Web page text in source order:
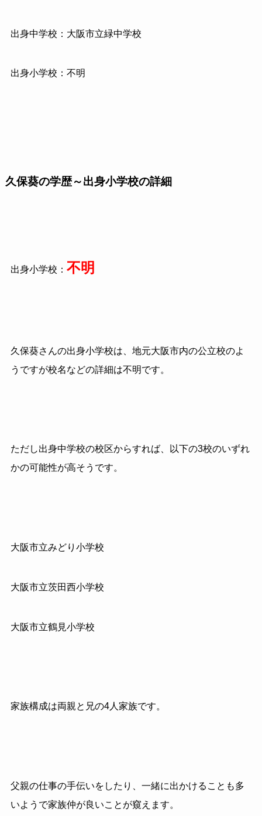
出身中学校：大阪市立緑中学校
出身小学校：不明
久保葵の学歴～出身小学校の詳細
出身小学校： 不明
久保葵さんの出身小学校は、地元大阪市内の公立校のよ
うですが校名などの詳細は不明です。
ただし出身中学校の校区からすれば、以下の3校のいずれ
かの可能性が高そうです。
大阪市立みどり小学校
大阪市立茨田西小学校
大阪市立鶴見小学校
家族構成は両親と兄の4人家族です。
父親の仕事の手伝いをしたり、一緒に出かけることも多
いようで家族仲が良いことが窺えます。